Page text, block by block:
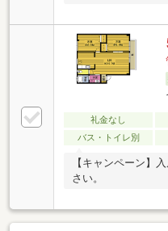
礼金なし
バス・トイレ別
【キャンペーン】
さい。